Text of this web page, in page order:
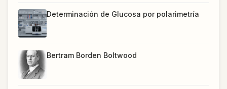
Determinación de Glucosa por polarimetría
Bertram Borden Boltwood